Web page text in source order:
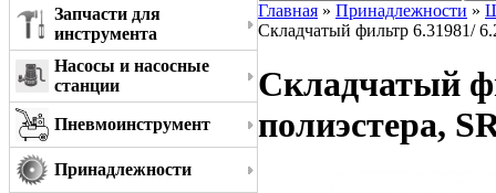
Запчасти для
инструмента
Насосы и насосные
станции
Пневмоинструмент
Принадлежности
Главная » Принадлежности »
Складчатый фильтр 6.31981/
Складчатый
полиэстера,